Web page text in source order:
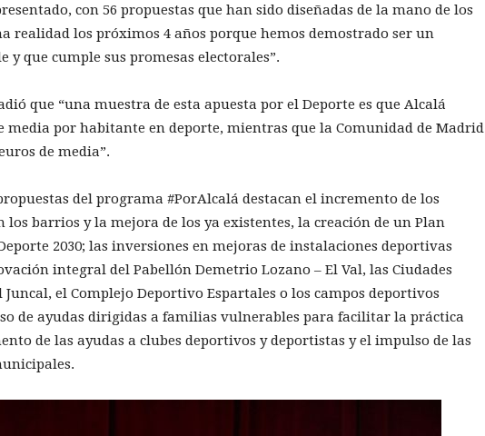
con 56 propuestas que han sido diseñadas de la mano de los
realidad los próximos 4 años porque hemos demostrado ser un
y que cumple sus promesas electorales”.
que “una muestra de esta apuesta por el Deporte es que Alcalá
media por habitante en deporte, mientras que la Comunidad de Madrid
de media”.
del programa #PorAlcalá destacan el incremento de los
los barrios y la mejora de los ya existentes, la creación de un Plan
2030; las inversiones en mejoras de instalaciones deportivas
integral del Pabellón Demetrio Lozano – El Val, las Ciudades
Juncal, el Complejo Deportivo Espartales o los campos deportivos
de ayudas dirigidas a familias vulnerables para facilitar la práctica
de las ayudas a clubes deportivos y deportistas y el impulso de las